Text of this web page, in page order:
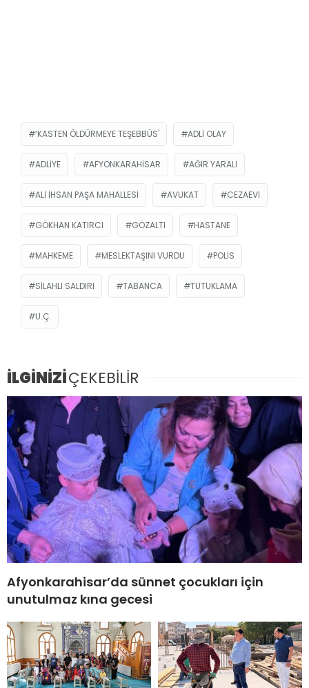
‘KASTEN ÖLDÜRMEYE TEŞEBBÜS' ADLI OLAY
ADLIYE AFYONKARAHISAR AĞIR YARALI
ALI İHSAN PAŞA MAHALLESI AVUKAT CEZAEVI
GÖKHAN KATIRCI GÖZALTI HASTANE
MAHKEME MESLEKTAŞINI VURDU POLIS
SILAHLI SALDIRI TABANCA TUTUKLAMA
U.Ç.
İLGİNİZİÇEKEBİLİR
Afyonkarahisar’da sünnet çocukları için
unutulmaz kına gecesi